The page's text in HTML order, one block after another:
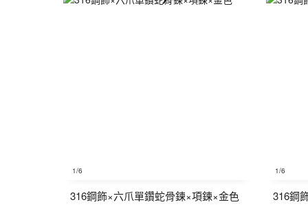
1/6
316鋼飾×六爪單鑽蛇骨鍊×項鍊×金色
1/6
316鋼